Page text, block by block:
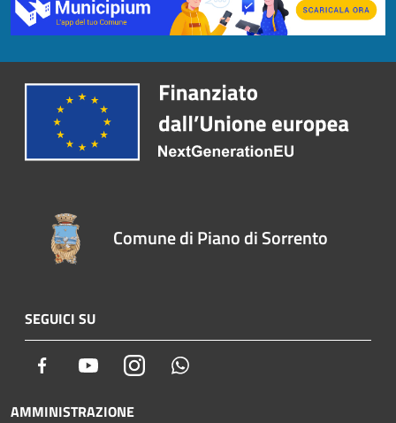
Comune di Piano di Sorrento
SEGUICI SU
Facebook YoutubeInstagram
AMMINISTRAZIONE